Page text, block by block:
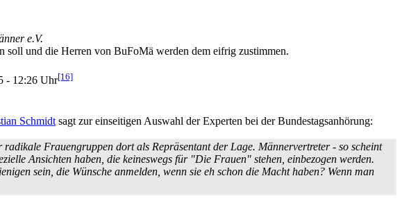
e.V.
soll und die Herren von BuFoMä werden dem eifrig zustimmen.
- 12:26 Uhr[16]
Schmidt sagt zur einseitigen Auswahl der Experten bei der Bundestags­anhörung:
radikale Frauen­gruppen dort als Repräsentant der Lage. Männer­vertreter - so scheint
Ansichten haben, die keineswegs für "Die Frauen" stehen, einbezogen werden.
sein, die Wünsche anmelden, wenn sie eh schon die Macht haben? Wenn man